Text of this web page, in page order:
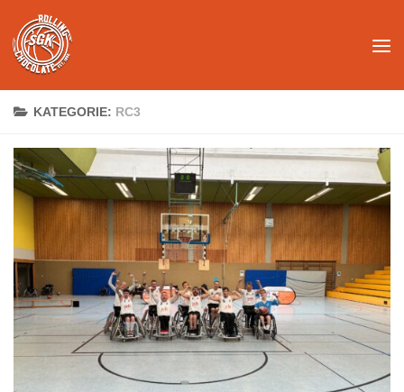
Unter dem Inhalt
KATEGORIE: RC3